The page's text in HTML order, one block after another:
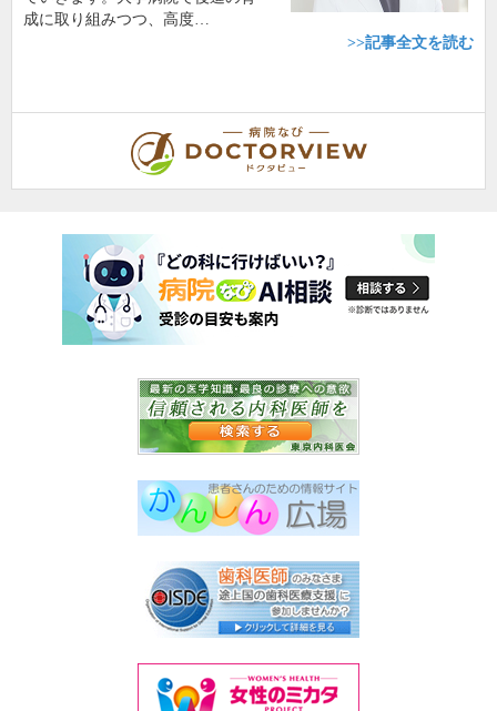
成に取り組みつつ、高度…
>>記事全文を読む